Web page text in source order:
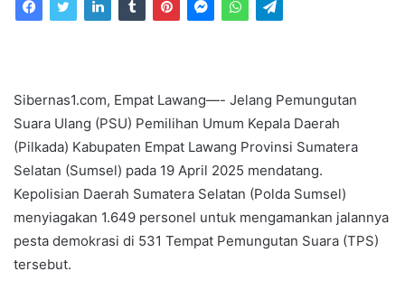
email
Sibernas1.com, Empat Lawang—- Jelang Pemungutan
Suara Ulang (PSU) Pemilihan Umum Kepala Daerah
(Pilkada) Kabupaten Empat Lawang Provinsi Sumatera
Selatan (Sumsel) pada 19 April 2025 mendatang.
Kepolisian Daerah Sumatera Selatan (Polda Sumsel)
menyiagakan 1.649 personel untuk mengamankan jalannya
pesta demokrasi di 531 Tempat Pemungutan Suara (TPS)
tersebut.